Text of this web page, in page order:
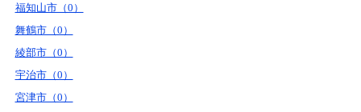
福知山市（0）
舞鶴市（0）
綾部市（0）
宇治市（0）
宮津市（0）